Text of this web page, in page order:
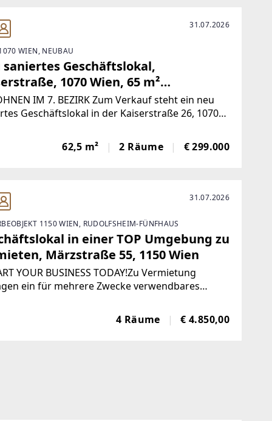
31.07.2026
WIEN, NEUBAU
saniertes Geschäftslokal,
1070 Wien, 65 m²
TOP LAGE
IM 7. BEZIRK Zum Verkauf steht ein neu
Geschäftslokal in der Kaiserstraße 26, 1070
besticht durch eine schöne
und einer sehr guten Lage,
62,5 m² 2 Räume € 299.000
31.07.2026
1150 WIEN, RUDOLFSHEIM-FÜNFHAUS
in einer TOP Umgebung zu
Märzstraße 55, 1150 Wien
YOUR BUSINESS TODAY!Zu Vermietung
ein für mehrere Zwecke verwendbares
Umgebung, direkt auf der
Geschäftslokal befindet sich im
4 Räume € 4.850,00